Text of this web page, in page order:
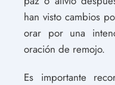
han visto cambios
orar por una
oración de remojo.
Es importante